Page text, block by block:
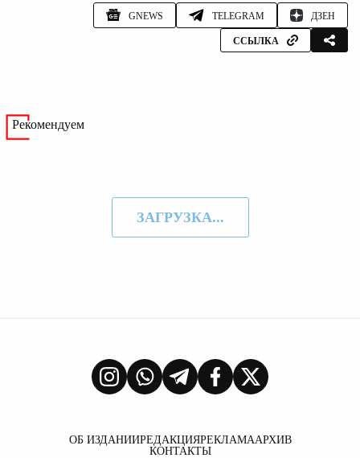
GNEWS TELEGRAM ДЗЕН
ССЫЛКА
Рекомендуем
ЗАГРУЗКА...
ОБ ИЗДАНИИРЕДАКЦИЯРЕКЛАМААРХИВ
КОНТАКТЫ